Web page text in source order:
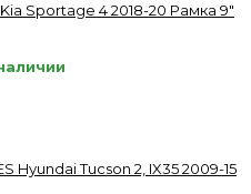
Sportage 4 2018-20 Рамка 9"